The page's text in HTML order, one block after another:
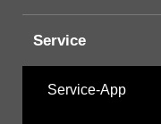
Service
Service-App